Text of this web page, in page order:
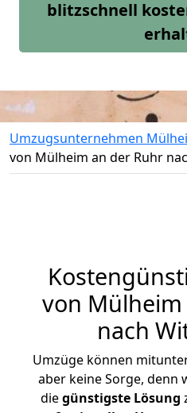
blitzschnell
Umzugsunternehmen
von Mülheim an der Ruhr
von
nach
Umzüge können
aber keine Sorge, denn
diegünstigste Lösung